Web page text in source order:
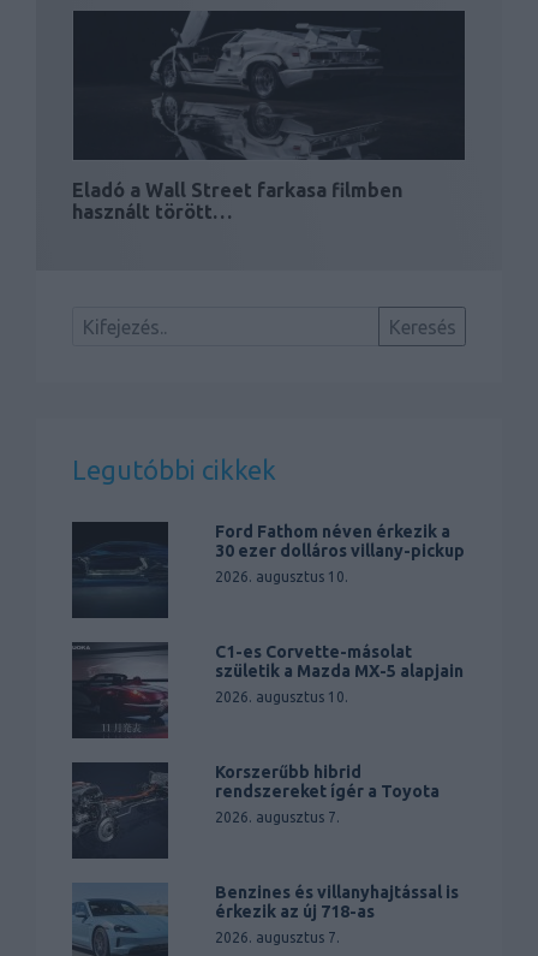
Eladó a Wall Street farkasa filmben
használt törött…
Legutóbbi cikkek
Ford Fathom néven érkezik a
30 ezer dolláros villany-pickup
2026. augusztus 10.
C1-es Corvette-másolat
születik a Mazda MX-5 alapjain
2026. augusztus 10.
Korszerűbb hibrid
rendszereket ígér a Toyota
2026. augusztus 7.
Benzines és villanyhajtással is
érkezik az új 718-as
2026. augusztus 7.